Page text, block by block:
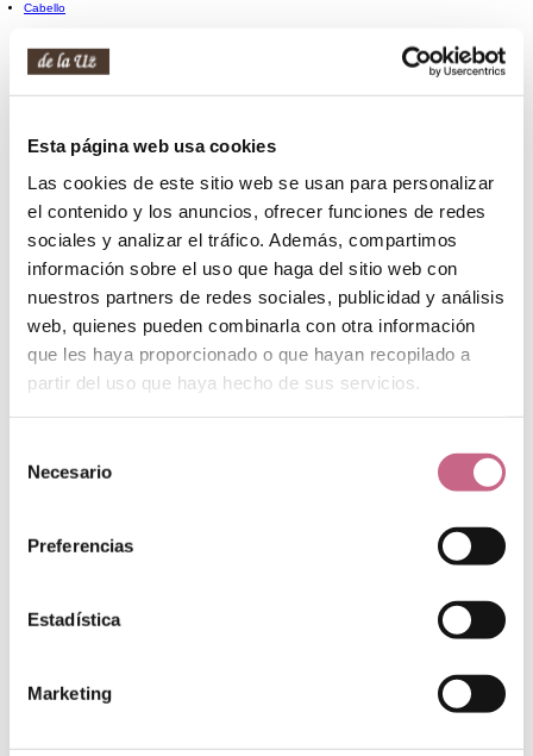
Esta página web usa cookies
Las cookies de este sitio web se usan para personalizar
el contenido y los anuncios, ofrecer funciones de redes
sociales y analizar el tráfico. Además, compartimos
información sobre el uso que haga del sitio web con
nuestros partners de redes sociales, publicidad y análisis
web, quienes pueden combinarla con otra información
que les haya proporcionado o que hayan recopilado a
partir del uso que haya hecho de sus servicios.
Necesario
Preferencias
Estadística
Marketing
Cabello
Champú profesional
Tratamientos capilares profesionales
Peines y cepillos profesionales
Cofres de Peluquería Profesional
CHAMPÚ
Champú reparador
Champú cabellos teñidos
Champú para cabello graso
Otros champús
Champú en seco
Protector térmico
Tratamiento antipiojos
Otros tratamientos capilares
Laca
Cremas de peinado y leave-in